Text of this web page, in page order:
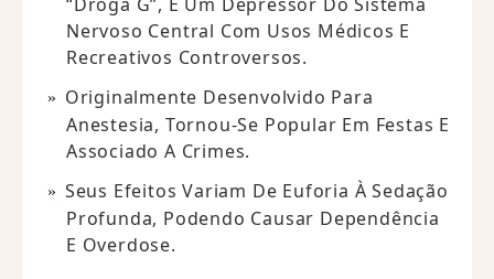
Nervoso Central Com Usos Médicos E
Recreativos Controversos.
Originalmente Desenvolvido Para
Anestesia, Tornou-Se Popular Em Festas E
Associado A Crimes.
Seus Efeitos Variam De Euforia À Sedação
Profunda, Podendo Causar Dependência
E Overdose.